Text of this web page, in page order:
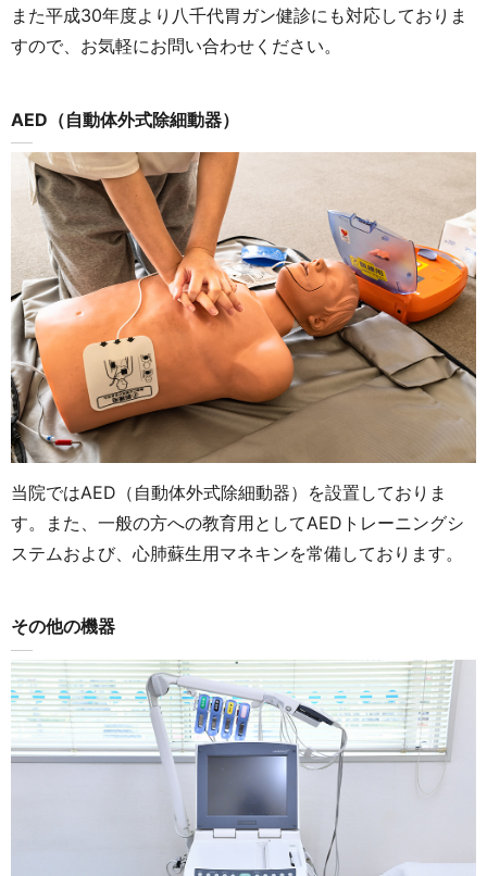
また平成30年度より八千代胃ガン健診にも対応しておりま
すので、お気軽にお問い合わせください。
AED（自動体外式除細動器）
当院ではAED（自動体外式除細動器）を設置しておりま
す。また、一般の方への教育用としてAEDトレーニングシ
ステムおよび、心肺蘇生用マネキンを常備しております。
その他の機器